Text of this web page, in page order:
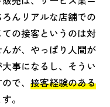
んリアルな店舗での
の接客というのは対
が、やっぱり人間が
事になるし、そうい
で、 接客経験のある
。